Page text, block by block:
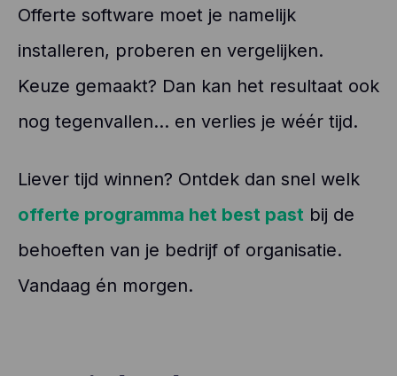
Offerte software moet je namelijk
installeren, proberen en vergelijken.
Keuze gemaakt? Dan kan het resultaat ook
nog tegenvallen... en verlies je wéér tijd.
Liever tijd winnen? Ontdek dan snel welk
offerte programma het best past bij de
behoeften van je bedrijf of organisatie.
Vandaag én morgen.